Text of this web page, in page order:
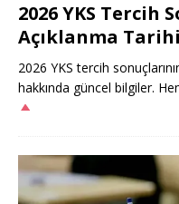
2026 YKS Tercih
Açıklanma
2026 YKS tercih
hakkında güncel bilgiler.